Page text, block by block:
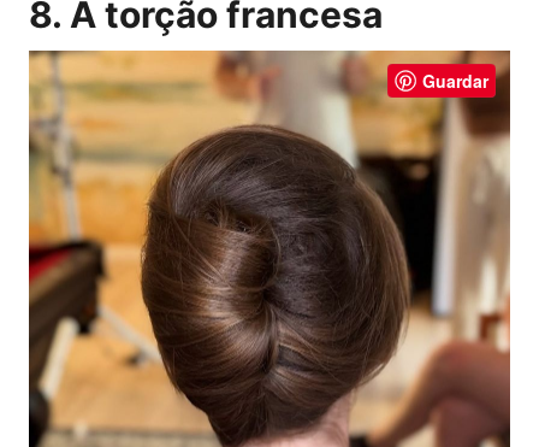
8. A torção francesa
Guardar